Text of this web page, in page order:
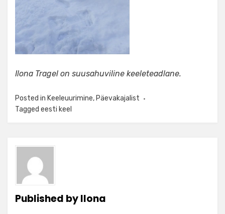
Ilona Tragel on suusahuviline keeleteadlane.
Posted in Keeleuurimine, Päevakajalist
Tagged eesti keel
Published byIlona